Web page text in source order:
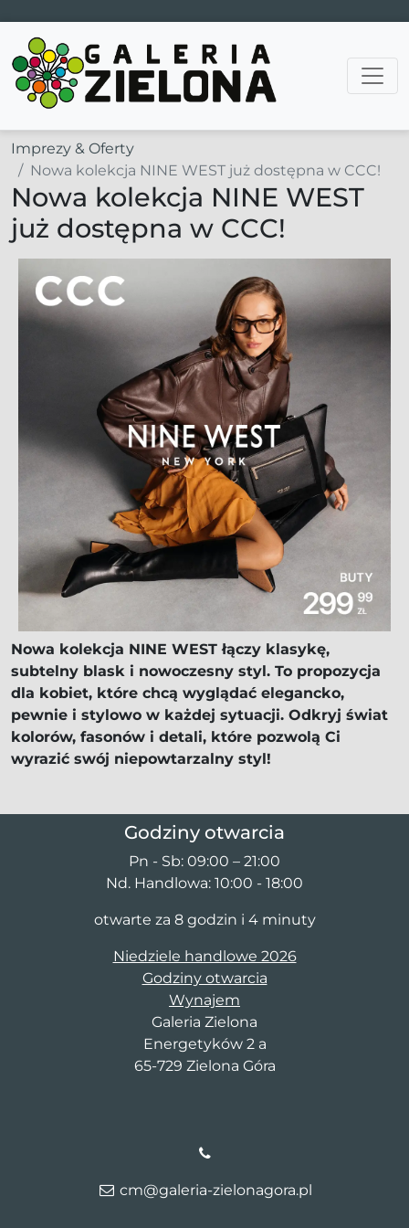
Main Navigation
Imprezy & Oferty
Nowa kolekcja NINE WEST już dostępna w CCC!
Nowa kolekcja NINE WEST
już dostępna w CCC!
Nowa kolekcja NINE WEST łączy klasykę,
subtelny blask i nowoczesny styl. To propozycja
dla kobiet, które chcą wyglądać elegancko,
pewnie i stylowo w każdej sytuacji. Odkryj świat
kolorów, fasonów i detali, które pozwolą Ci
wyrazić swój niepowtarzalny styl!
Godziny otwarcia
Pn - Sb: 09:00 – 21:00
Nd. Handlowa: 10:00 - 18:00
otwarte za 8 godzin i 4 minuty
Niedziele handlowe 2026
Godziny otwarcia
Wynajem
Galeria Zielona
Energetyków 2 a
65-729 Zielona Góra
cm@galeria-zielonagora.pl